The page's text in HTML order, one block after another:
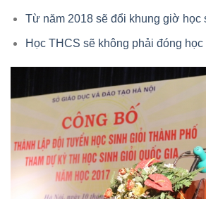
Từ năm 2018 sẽ đổi khung giờ học
Học THCS sẽ không phải đóng học